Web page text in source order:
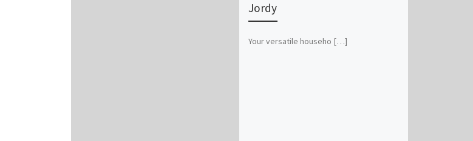
Jordy
Your versatile househo […]